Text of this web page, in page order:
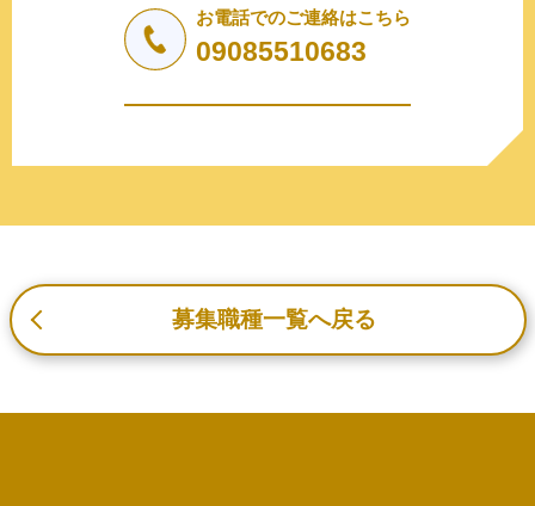
a.応募者等からのお問い合わせに対応・管理するため
b.本ウェブサイトにおけるサービスの提供・運用のため
3. プライバシー尊重
4. 法令等の遵守
応募者等の個人情報の取得、利用その他一切の取り扱いに
令、及び本プライバシーポリシーを遵守します。
お電話でのご連絡はこちら
09085510683
募集職種一覧へ戻る